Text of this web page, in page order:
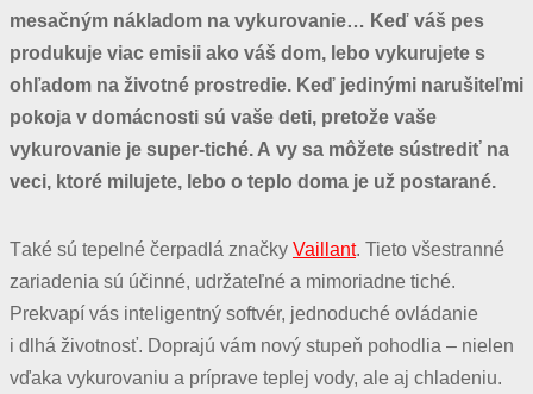
mesačným nákladom na vykurovanie… Keď váš pes
produkuje viac emisii ako váš dom, lebo vykurujete s
ohľadom na životné prostredie. Keď jedinými narušiteľmi
pokoja v domácnosti sú vaše deti, pretože vaše
vykurovanie je super-tiché. A vy sa môžete sústrediť na
veci, ktoré milujete, lebo o teplo doma je už postarané.
Také sú tepelné čerpadlá značky Vaillant. Tieto všestranné
zariadenia sú účinné, udržateľné a mimoriadne tiché.
Prekvapí vás inteligentný softvér, jednoduché ovládanie
i dlhá životnosť. Doprajú vám nový stupeň pohodlia – nielen
vďaka vykurovaniu a príprave teplej vody, ale aj chladeniu.